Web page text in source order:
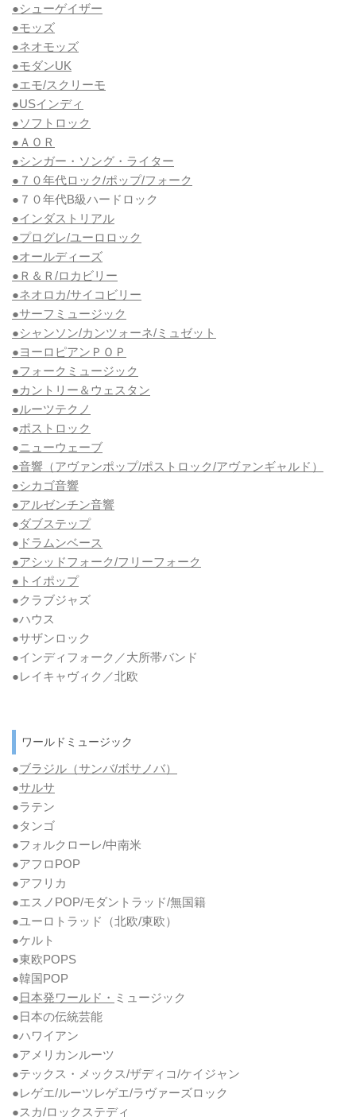
●シューゲイザー
●モッズ
●ネオモッズ
●モダンUK
●エモ/スクリーモ
●USインディ
●ソフトロック
●ＡＯＲ
●シンガー・ソング・ライター
●７０年代ロック/ポップ/フォーク
●７０年代B級ハードロック
●インダストリアル
●プログレ/ユーロロック
●オールディーズ
●Ｒ＆Ｒ/ロカビリー
●ネオロカ/サイコビリー
●サーフミュージック
●シャンソン/カンツォーネ/ミュゼット
●ヨーロピアンＰＯＰ
●フォークミュージック
●カントリー＆ウェスタン
●ルーツテクノ
●ポストロック
●ニューウェーブ
●音響（アヴァンポップ/ポストロック/アヴァンギャルド）
●シカゴ音響
●アルゼンチン音響
●ダブステップ
● ドラムンベース
●アシッドフォーク/フリーフォーク
●トイポップ
●クラブジャズ
●ハウス
●サザンロック
●インディフォーク／大所帯バンド
●レイキャヴィク／北欧
ワールドミュージック
●ブラジル（サンバ/ボサノバ）
●サルサ
●ラテン
●タンゴ
●フォルクローレ/中南米
●アフロPOP
●アフリカ
●エスノPOP/モダントラッド/無国籍
●ユーロトラッド（北欧/東欧）
●ケルト
●東欧POPS
●韓国POP
●日本発ワールド・ ミュージック
●日本の伝統芸能
●ハワイアン
●アメリカンルーツ
●テックス・メックス/ザディコ/ケイジャン
●レゲエ/ルーツレゲエ/ラヴァーズロック
●スカ/ロックステディ